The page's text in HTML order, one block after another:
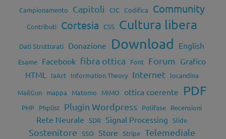
Campionamento Capitoli CIC Codifica Community
Contributi Cortesia CSS Cultura libera
Dati Strutturati Donazione Download English
Esame Facebook fibra ottica Font Forum Grafico
HTML
IaArt Information Theory Internet
locandina
MailGun
mappa Matomo MIMO ottica coerente PDF
PHP Phplist Plugin Wordpress Polifase Recensioni
Rete Neurale SDR Signal Processing Slide
Sostenitore SSO Store Stripe Telemediale